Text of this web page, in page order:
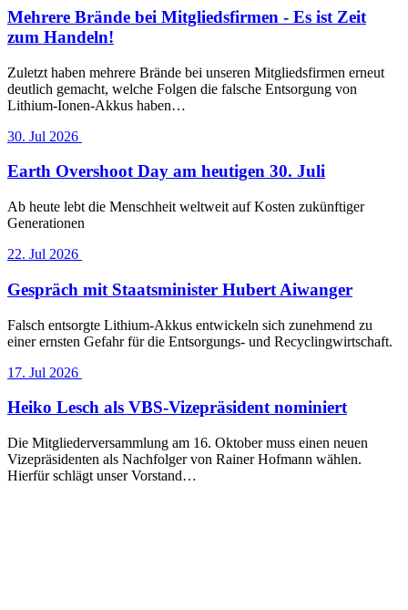
Mehrere Brände bei Mitgliedsfirmen - Es ist Zeit
zum Handeln!
Zuletzt haben mehrere Brände bei unseren Mitgliedsfirmen erneut
deutlich gemacht, welche Folgen die falsche Entsorgung von
Lithium-Ionen-Akkus haben…
30. Jul 2026
Earth Overshoot Day am heutigen 30. Juli
Ab heute lebt die Menschheit weltweit auf Kosten zukünftiger
Generationen
22. Jul 2026
Gespräch mit Staatsminister Hubert Aiwanger
Falsch entsorgte Lithium-Akkus entwickeln sich zunehmend zu
einer ernsten Gefahr für die Entsorgungs- und Recyclingwirtschaft.
17. Jul 2026
Heiko Lesch als VBS-Vizepräsident nominiert
Die Mitgliederversammlung am 16. Oktober muss einen neuen
Vizepräsidenten als Nachfolger von Rainer Hofmann wählen.
Hierfür schlägt unser Vorstand…